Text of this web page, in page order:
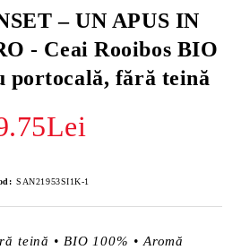
– UN APUS IN
- Ceai Rooibos BIO
portocală, fără teină
SAN21953SI1K-1
teină • BIO 100% • Aromă